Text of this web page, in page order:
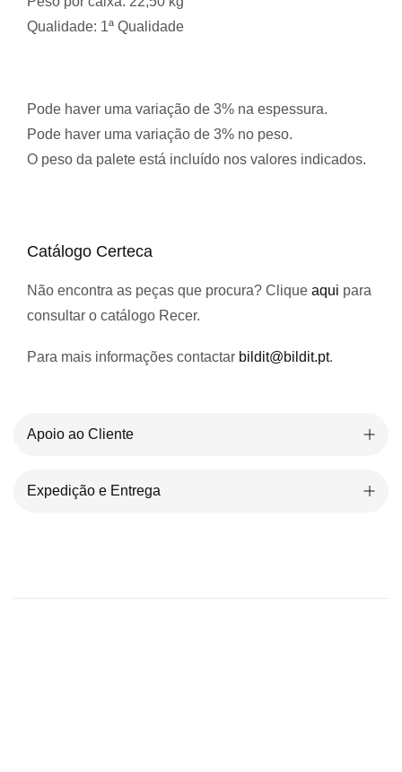
Qualidade: 1ª Qualidade
Pode haver uma variação de 3% na espessura.
Pode haver uma variação de 3% no peso.
O peso da palete está incluído nos valores indicados.
Catálogo Certeca
Não encontra as peças que procura? Clique aqui para
consultar o catálogo Recer.
Para mais informações contactar bildit@bildit.pt.
Apoio ao Cliente
Expedição e Entrega